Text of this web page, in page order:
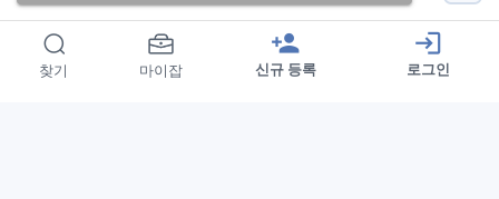
찾기 마이잡
person_add
신규 등록
login
로그인